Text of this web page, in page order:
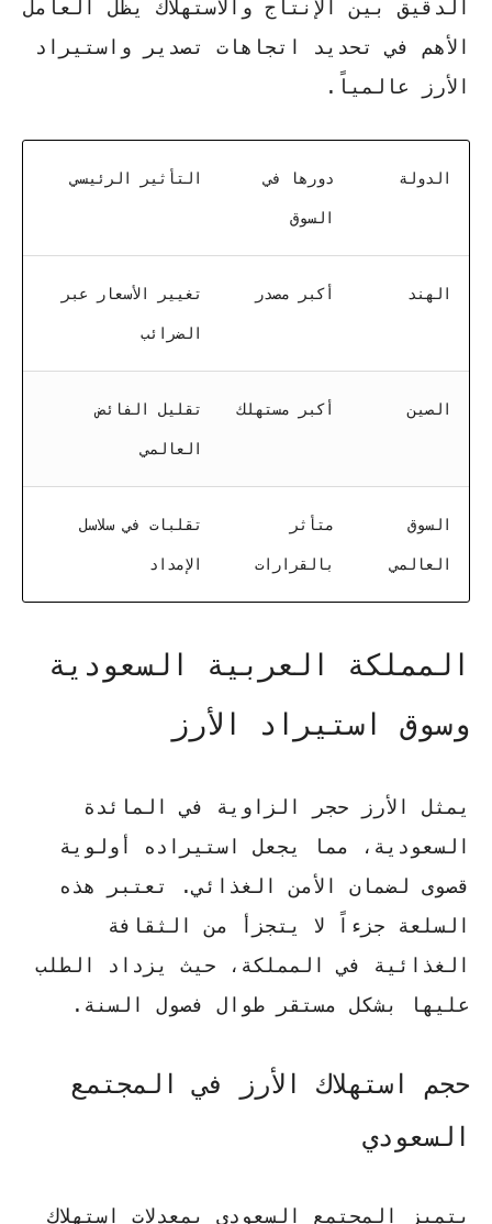
الدقيق بين الإنتاج والاستهلاك يظل العامل
الأهم في تحديد اتجاهات
تصدير واستيراد
الأرز
عالمياً.
الدولة دورها في
السوق
التأثير الرئيسي
الهند أكبر مصدر تغيير الأسعار عبر
الضرائب
الصين أكبر مستهلك تقليل الفائض
العالمي
السوق
العالمي
متأثر
بالقرارات
تقلبات في سلاسل
الإمداد
المملكة العربية السعودية
وسوق استيراد الأرز
يمثل الأرز حجر الزاوية في المائدة
السعودية، مما يجعل استيراده أولوية
قصوى لضمان الأمن الغذائي.
تعتبر هذه
السلعة جزءاً لا يتجزأ من الثقافة
الغذائية في المملكة، حيث يزداد الطلب
عليها بشكل مستقر طوال فصول السنة.
حجم استهلاك الأرز في المجتمع
السعودي
يتميز المجتمع السعودي بمعدلات استهلاك